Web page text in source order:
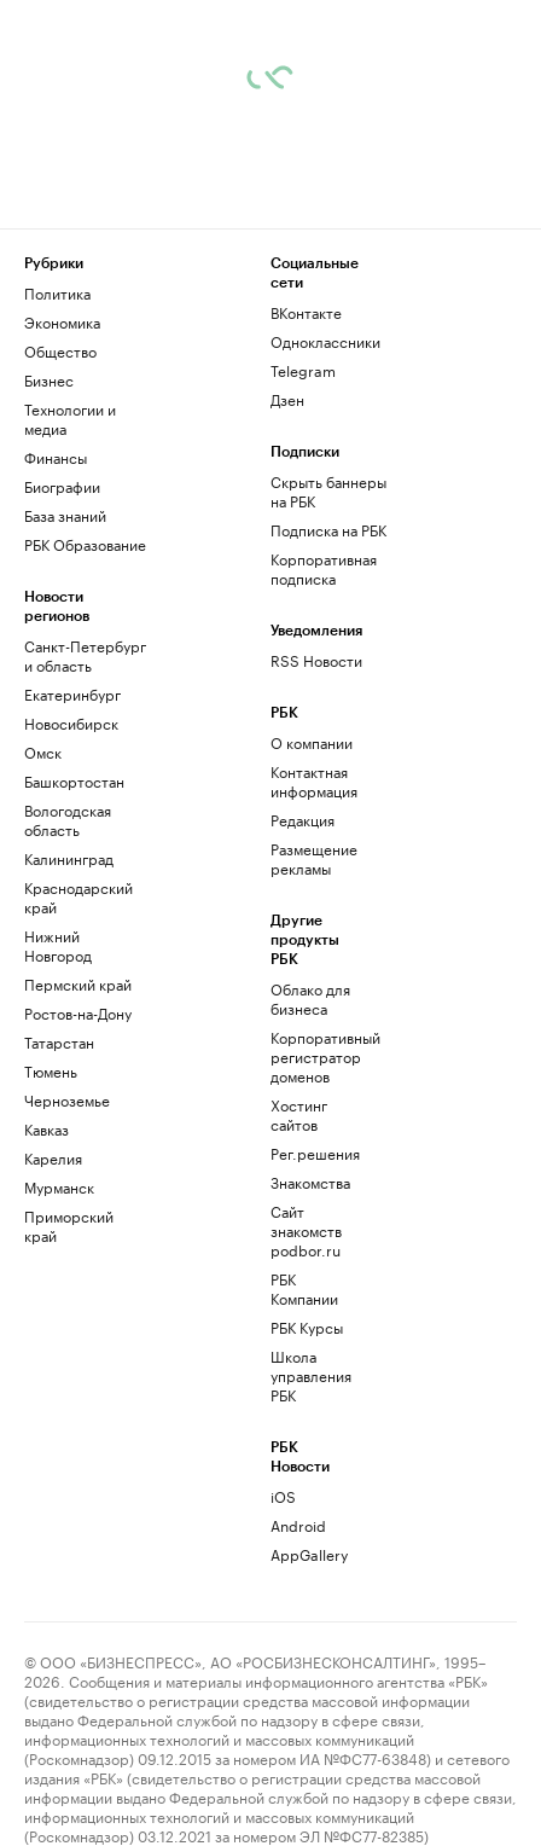
Рубрики
Политика
Экономика
Общество
Бизнес
Технологии и
медиа
Финансы
Биографии
База знаний
РБК Образование
Новости
регионов
Санкт-Петербург
и область
Екатеринбург
Новосибирск
Омск
Башкортостан
Вологодская
область
Калининград
Краснодарский
край
Нижний
Новгород
Пермский край
Ростов-на-Дону
Татарстан
Тюмень
Черноземье
Кавказ
Карелия
Мурманск
Приморский
край
Социальные
сети
ВКонтакте
Одноклассники
Telegram
Дзен
Подписки
Скрыть баннеры
на РБК
Подписка на РБК
Корпоративная
подписка
Уведомления
RSS Новости
РБК
О компании
Контактная
информация
Редакция
Размещение
рекламы
Другие
продукты
РБК
Облако для
бизнеса
Корпоративный
регистратор
доменов
Хостинг
сайтов
Рег.решения
Знакомства
Сайт
знакомств
podbor.ru
РБК
Компании
РБК Курсы
Школа
управления
РБК
РБК
Новости
iOS
Android
AppGallery
© ООО «БИЗНЕСПРЕСС», АО «РОСБИЗНЕСКОНСАЛТИНГ», 1995–
2026. Сообщения и материалы информационного агентства «РБК»
(свидетельство о регистрации средства массовой информации
выдано Федеральной службой по надзору в сфере связи,
информационных технологий и массовых коммуникаций
(Роскомнадзор) 09.12.2015 за номером ИА №ФС77-63848) и сетевого
издания «РБК» (свидетельство о регистрации средства массовой
информации выдано Федеральной службой по надзору в сфере связи,
информационных технологий и массовых коммуникаций
(Роскомнадзор) 03.12.2021 за номером ЭЛ №ФС77-82385)